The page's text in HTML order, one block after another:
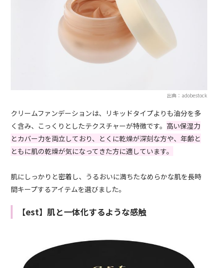
出典：adobestock
クリームファンデーションは、リキッドタイプよりも油分を多
く含み、こっくりとしたテクスチャーが特徴です。 高い保湿力
とカバー力を両立しており、とくに乾燥が深刻な方や、年齢と
ともに肌の乾燥が気になってきた方に適しています。
肌にしっかりと密着し、うるおいに満ちたなめらかな肌を長時
間キープするアイテムを選びました。
【est】肌と一体化するような感触